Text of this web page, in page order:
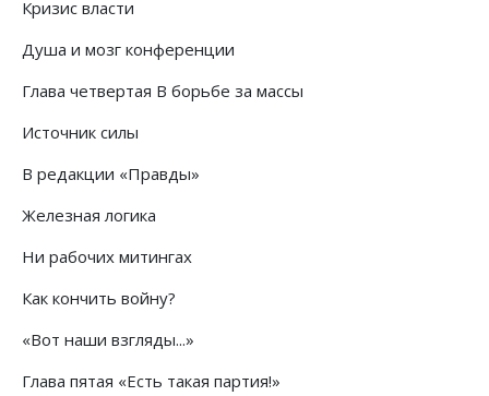
Кризис власти
Душа и мозг конференции
Глава четвертая В борьбе за массы
Источник силы
В редакции «Правды»
Железная логика
Ни рабочих митингах
Как кончить войну?
«Вот наши взгляды...»
Глава пятая «Есть такая партия!»